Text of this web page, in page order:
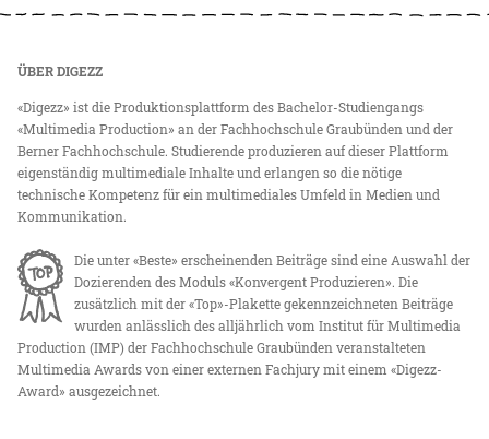
ÜBER DIGEZZ
«Digezz» ist die Produktionsplattform des Bachelor-Studiengangs
«Multimedia Production» an der Fachhochschule Graubünden und der
Berner Fachhochschule. Studierende produzieren auf dieser Plattform
eigenständig multimediale Inhalte und erlangen so die nötige
technische Kompetenz für ein multimediales Umfeld in Medien und
Kommunikation.
Die unter «Beste» erscheinenden Beiträge sind eine Auswahl der
Dozierenden des Moduls «Konvergent Produzieren». Die
zusätzlich mit der «Top»-Plakette gekennzeichneten Beiträge
wurden anlässlich des alljährlich vom Institut für Multimedia
Production (IMP) der Fachhochschule Graubünden veranstalteten
Multimedia Awards von einer externen Fachjury mit einem «Digezz-
Award» ausgezeichnet.